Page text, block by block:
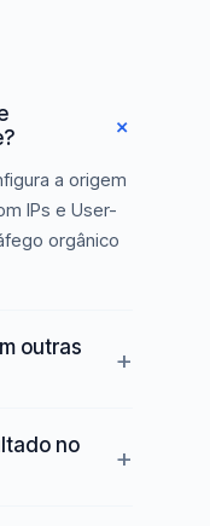
a origem
IPs e User-
orgânico
outras
no